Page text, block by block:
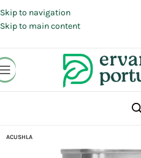
Skip to navigation
Skip to main content
ACUSHLA